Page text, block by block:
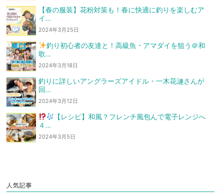
【春の服装】花粉対策も！春に快適に釣りを楽しむア
イ…
2024年3月25日
釣り初心者の友達と！高級魚・アマダイを狙う ＠和
歌…
2024年3月18日
釣りに詳しいアングラーズアイドル・一木花漣さんが
回…
2024年3月12日
【レシピ】和風？フレンチ風包んで電子レンジへ
４…
2024年3月5日
人気記事